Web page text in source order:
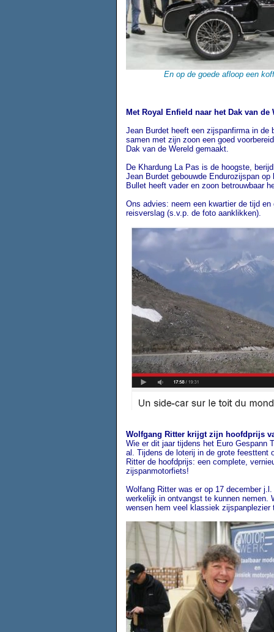
En op de goede afloop een
Met Royal Enfield naar het Dak van de
Jean Burdet heeft een zijspanfirma in de
samen met zijn zoon een goed
Dak van de Wereld gemaakt.
De Khardung La Pas is de hoogste,
Jean Burdet gebouwde Endurozijspan
Bullet heeft vader en zoon betrouwbaar
Ons advies: neem een kwartier de tijd
reisverslag (s.v.p. de foto aanklikken).
Wolfgang Ritter krijgt zijn hoofdprijs
Wie er dit jaar tijdens het Euro Gespann
al. Tijdens de loterij in de grote feesttent
Ritter de hoofdprijs: een complete,
zijspanmotorfiets!
Wolfang Ritter was er op 17 december
werkelijk in ontvangst te kunnen nemen.
wensen hem veel klassiek zijspanplezier